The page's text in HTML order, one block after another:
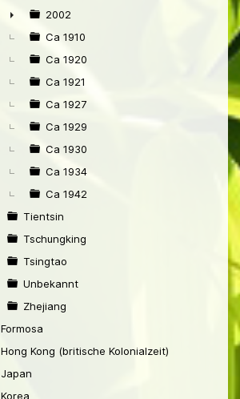
►
►
2002
Ca 1910
Ca 1920
Ca 1921
Ca 1927
Ca 1929
Ca 1930
Ca 1934
Ca 1942
Tientsin
Tschungking
Tsingtao
Unbekannt
Zhejiang
Formosa
Hong Kong (britische Kolonialzeit)
Japan
Korea